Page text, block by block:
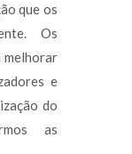
que os
Os
melhorar
e
do
as